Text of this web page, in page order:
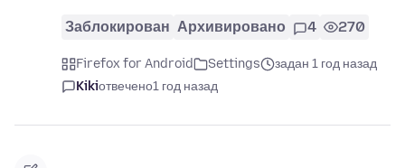
Заблокирован Архивировано 4 270
Firefox for Android Settings
задан 1 год назад
Kikiотвечено1 год назад